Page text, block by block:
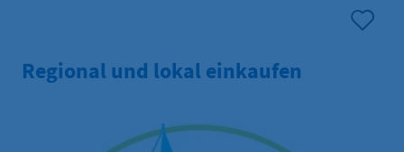
Regional und lokal einkaufen